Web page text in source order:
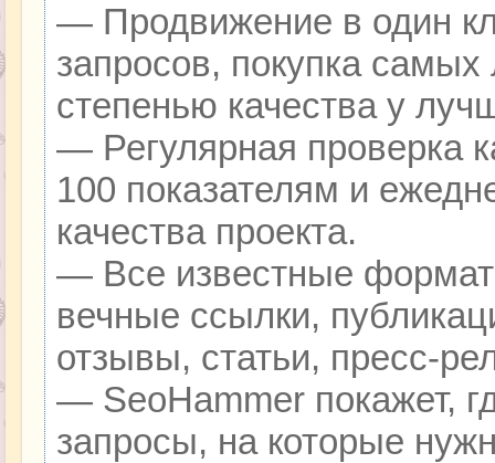
— Продвижение в один
запросов, покупка
степенью качества у
— Регулярная проверка
100 показателям и
качества проекта.
— Все известные
вечные ссылки,
отзывы, статьи, пресс-
— SeoHammer покажет,
запросы, на которые